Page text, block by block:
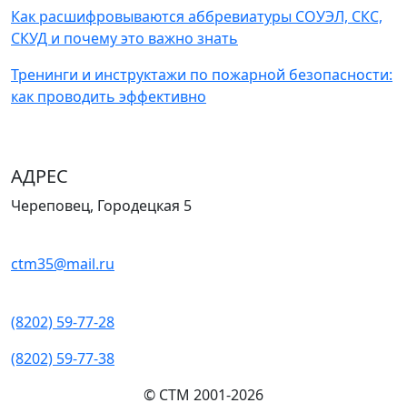
Как расшифровываются аббревиатуры СОУЭЛ, СКС,
СКУД и почему это важно знать
Тренинги и инструктажи по пожарной безопасности:
как проводить эффективно
АДРЕС
Череповец, Городецкая 5
ctm35@mail.ru
(8202) 59-77-28
(8202) 59-77-38
© СТМ 2001-2026